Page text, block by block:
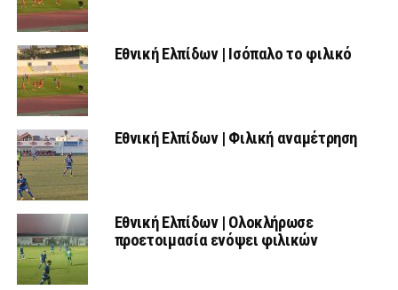
Εθνική Ελπίδων | Ισόπαλο το φιλικό
Εθνική Ελπίδων | Φιλική αναμέτρηση
Εθνική Ελπίδων | Ολοκλήρωσε
προετοιμασία ενόψει φιλικών